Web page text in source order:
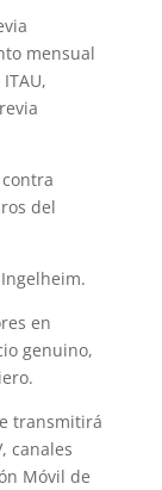
mensual
del
en
genuino,
transmitirá
canales
Móvil de